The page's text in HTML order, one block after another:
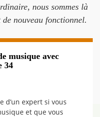
nous sommes là
nouveau fonctionnel.
musique avec
34
d’un expert si vous
et que vous